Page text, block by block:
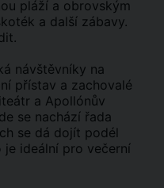
pláží a obrovským
a další zábavy.
návštěvníky na
přístav a zachovalé
a Apollónův
se nachází řada
se dá dojít podél
je ideální pro večerní